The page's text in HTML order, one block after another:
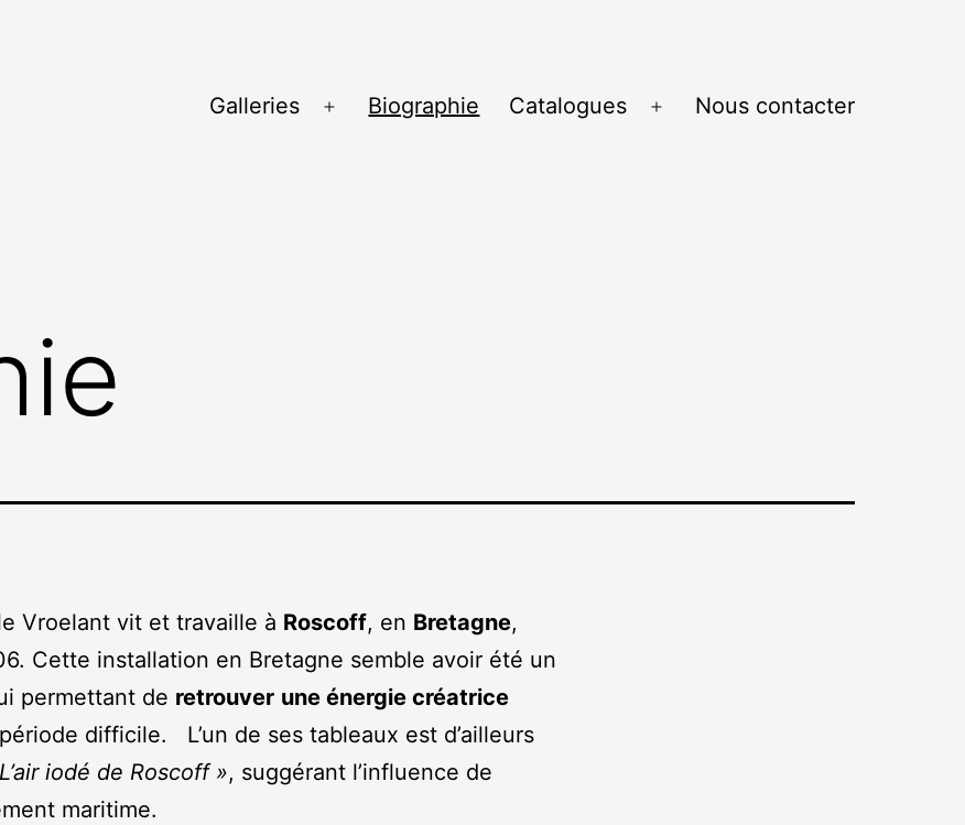
Galleries
Ouvrir
Biographie Catalogues
Ouvrir
Nous contacter
Vroelant vit et travaille à Roscoff, en Bretagne,
Cette installation en Bretagne semble avoir été un
permettant de retrouver une énergie créatrice
difficile. L’un de ses tableaux est d’ailleurs
iodé de Roscoff », suggérant l’influence de
maritime.